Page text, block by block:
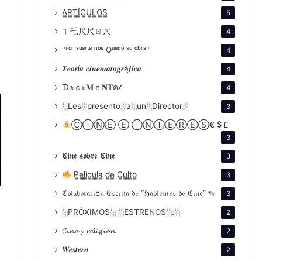
A̳R̳T̳Í̳C̳U̳L̳O̳S̳ 5
ㄒ乇尺尺ㄖ尺 4
"ᴾᵒʳ ˢᵘᵉʳᵗᵉ ⁿᵒˢ Qᵘᵉᵈᵒ ˢᵘ ᵒᵇʳᵃ" 4
𝑻𝒆𝒐𝒓í𝒂 𝒄𝒊𝒏𝒆𝒎𝒂𝒕𝒐𝒈𝒓á𝒇𝒊𝒄𝒂 4
ᗪ๏ｃ𝔲𝐌ｅ𝐍𝐓ค𝓁 4
░Les░presento░a░un░Director░ 3
ⒸⒾⓃⒺ Ⓔ ⒾⓃⓉⒺⓇⒺⓈ€ £
3
𝕮𝖎𝖓𝖊 𝖘𝖔𝖇𝖗𝖊 𝕮𝖎𝖓𝖊 3
P̳e̳l̳í̳c̳u̳l̳a̳ d̳e̳ C̳u̳l̳t̳o̳ 3
ℭ𝔬𝔩𝔞𝔟𝔬𝔯𝔞𝔠𝔦ó𝔫 𝔈𝔰𝔠𝔯𝔦𝔱𝔞 𝔡𝔢 “ℌ𝔞𝔟𝔩𝔢𝔪𝔬𝔰 𝔡𝔢 ℭ𝔦𝔫𝔢” ✎ 3
░PRÓXIMOS░ ░ESTRENOS░:░ 2
𝓒𝓲𝓷𝓮 𝔂 𝓻𝓮𝓵𝓲𝓰𝓲𝓸𝓷 2
𝑾𝒆𝒔𝒕𝒆𝒓𝒏 2